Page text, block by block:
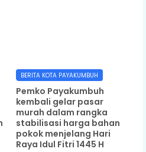
BERITA KOTA PAYAKUMBUH
Pemko Payakumbuh
kembali gelar pasar
murah dalam rangka
stabilisasi harga bahan
pokok menjelang Hari
Raya Idul Fitri 1445 H